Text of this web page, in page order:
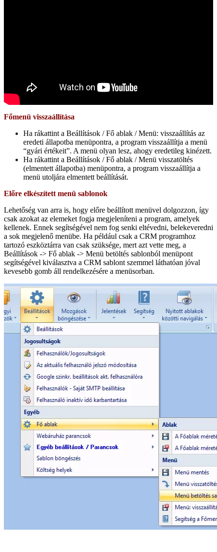
Főmenü visszaállítása
Ha rákattint a Beállítások / Fő ablak / Menü: visszaállítás az
eredeti állapotba menüpontra, a program visszaállítja a menü
“gyári értékeit”. A menü olyan lesz, ahogy eredetileg kinézett.
Ha rákattint a Beállítások / Fő ablak / Menü visszatöltés
(elmentett állapotba) menüpontra, a program visszaállítja a
menü utoljára elmentett beállítását.
Előre elkészített menü sablonok
Lehetőség van arra is, hogy előre beállított menüvel dolgozzon, így
csak azokat az elemeket fogja megjeleníteni a program, amelyek
kellenek. Ennek segítségével nem fog senki eltévedni, belekeveredni
a sok megjelenő menübe. Ha például csak a CRM programhoz
tartozó eszköztárra van csak szüksége, mert azt vette meg, a
Beállítások -> Fő ablak -> Menü betöltés sablonból menüpont
segítségével kiválasztva a CRM sablont szemmel láthatóan jóval
kevesebb gomb áll rendelkezésére a menüsorban.